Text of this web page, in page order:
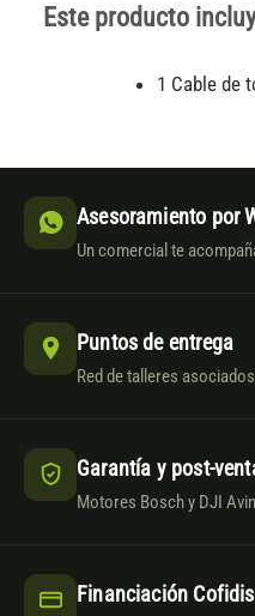
Este producto
1 Cable de
Asesoramiento por
Un comercial te
Puntos de entrega
Red de talleres
Garantía y post-
Motores Bosch y DJI
Financiación Cofidis